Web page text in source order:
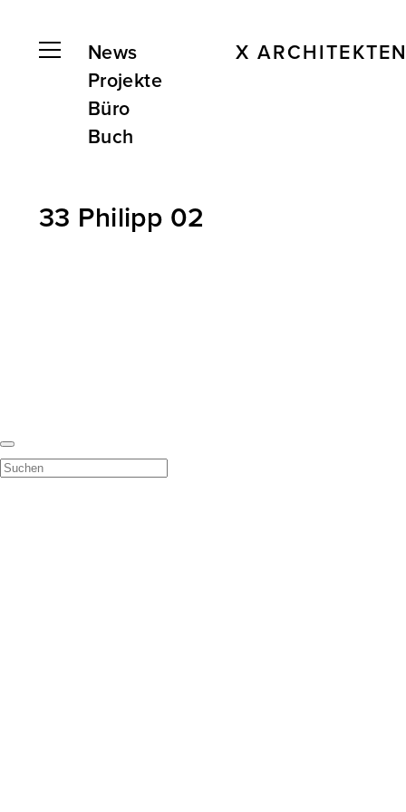
News
Projekte
Büro
Buch
X
33 Philipp 02